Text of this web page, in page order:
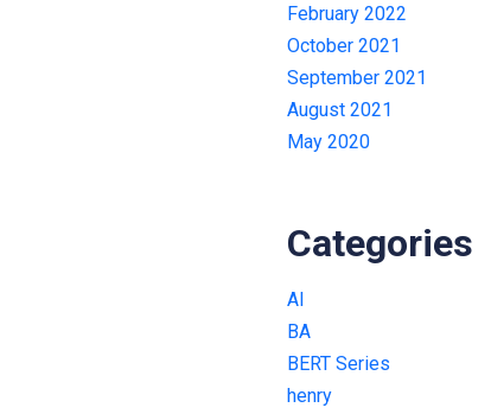
February 2022
October 2021
September 2021
August 2021
May 2020
Categories
AI
BA
BERT Series
henry